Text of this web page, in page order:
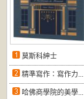
莫斯科紳士
精準寫作：寫作力...
哈佛商學院的美學...